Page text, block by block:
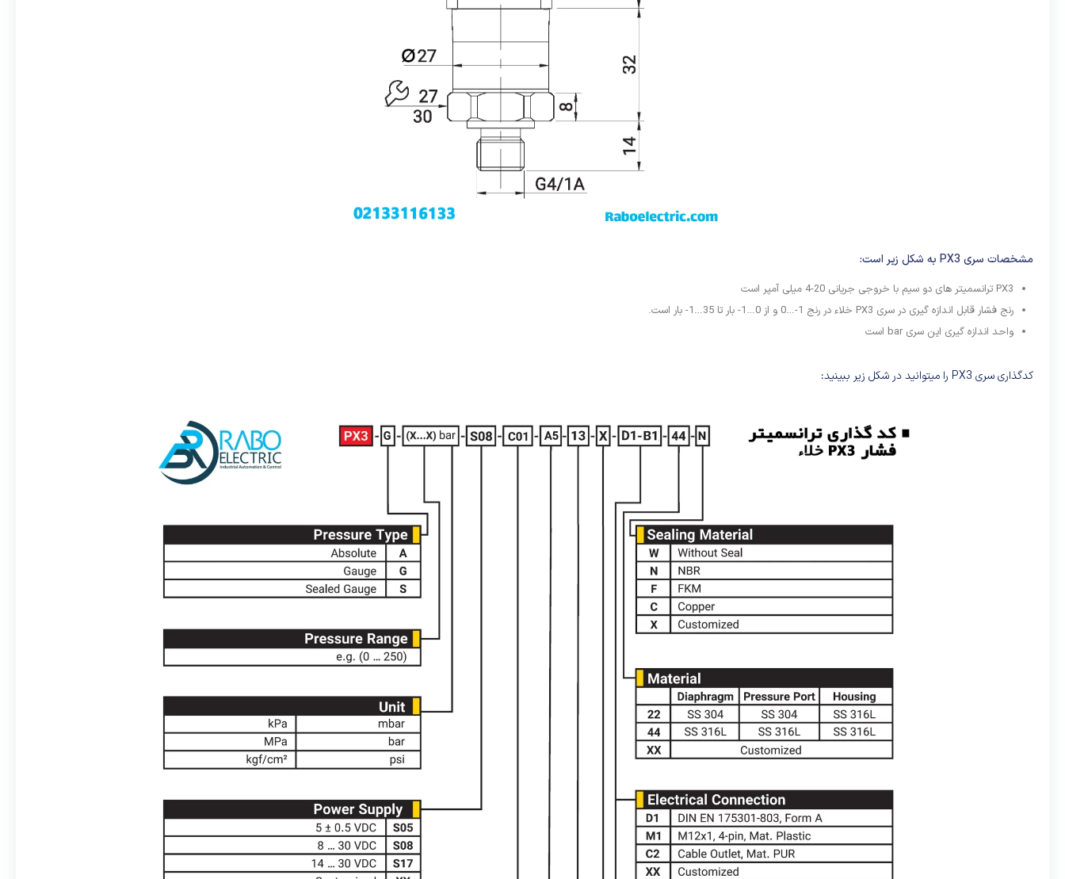
مشخصات سری PX3 به شکل زیر است:
PX3 ترانسمیتر های دو سیم با خروجی جریانی 4-20 میلی آمپر است
رنج فشار قابل اندازه گیری در سری PX3 خلاء در رنج 1-…0 و از 0…1- بار تا 35…1- بار است.
واحد اندازه گیری این سری bar است
کدگذاری سری PX3 را میتوانید در شکل زیر ببینید: